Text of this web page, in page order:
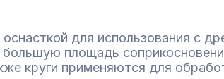
для использования с
большую площадь
круги применяются для